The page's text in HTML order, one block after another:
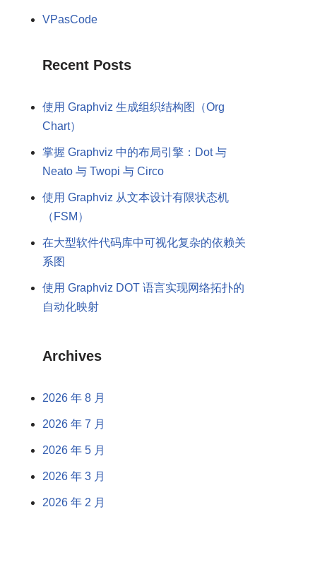
VPasCode
Recent Posts
使用 Graphviz 生成组织结构图（Org
Chart）
掌握 Graphviz 中的布局引擎：Dot 与
Neato 与 Twopi 与 Circo
使用 Graphviz 从文本设计有限状态机
（FSM）
在大型软件代码库中可视化复杂的依赖关
系图
使用 Graphviz DOT 语言实现网络拓扑的
自动化映射
Archives
2026 年 8 月
2026 年 7 月
2026 年 5 月
2026 年 3 月
2026 年 2 月